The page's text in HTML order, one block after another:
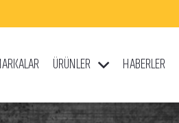
ÜRÜNLER HABERLER